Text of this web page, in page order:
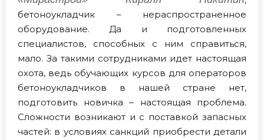
бетоноукладчик – нераспространенное
оборудование. Да и подготовленных
специалистов, способных с ним справиться,
мало. За такими сотрудниками идет настоящая
охота, ведь обучающих курсов для операторов
бетоноукладчиков в нашей стране нет,
подготовить новичка – настоящая проблема.
Сложности возникают и с поставкой запасных
частей: в условиях санкций приобрести детали